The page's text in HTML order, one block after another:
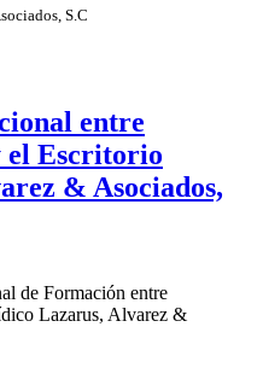
S.C
entre
el Escritorio
& Asociados,
de Formación entre
Lazarus, Alvarez &